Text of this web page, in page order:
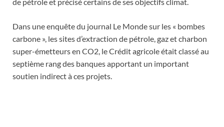
Dans une enquête du journal Le Monde sur les « bombes
carbone », les sites d’extraction de pétrole, gaz et charbon
super-émetteurs en CO2, le Crédit agricole était classé au
septième rang des banques apportant un important
soutien indirect à ces projets.